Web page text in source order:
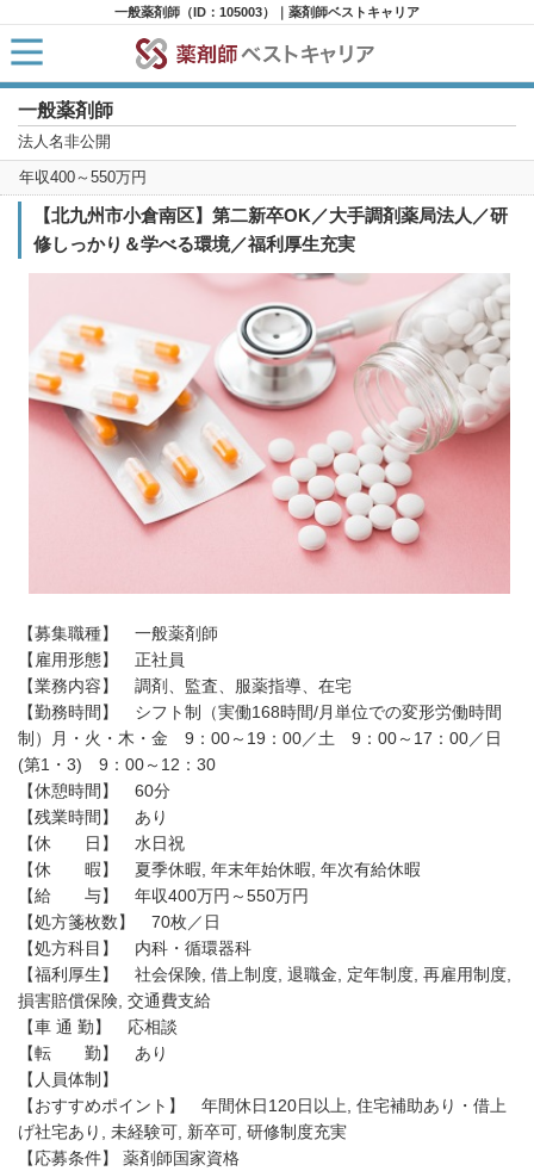
一般薬剤師（ID：105003）｜薬剤師ベストキャリア
一般薬剤師
法人名非公開
年収400～550万円
【北九州市小倉南区】第二新卒OK／大手調剤薬局法人／研
修しっかり＆学べる環境／福利厚生充実
【募集職種】 一般薬剤師
【雇用形態】 正社員
【業務内容】 調剤、監査、服薬指導、在宅
【勤務時間】 シフト制（実働168時間/月単位での変形労働時間
制）月・火・木・金 9：00～19：00／土 9：00～17：00／日
(第1・3) 9：00～12：30
【休憩時間】 60分
【残業時間】 あり
【休 日】 水日祝
【休 暇】 夏季休暇, 年末年始休暇, 年次有給休暇
【給 与】 年収400万円～550万円
【処方箋枚数】 70枚／日
【処方科目】 内科・循環器科
【福利厚生】 社会保険, 借上制度, 退職金, 定年制度, 再雇用制度,
損害賠償保険, 交通費支給
【車 通 勤】 応相談
【転 勤】 あり
【人員体制】
【おすすめポイント】 年間休日120日以上, 住宅補助あり・借上
げ社宅あり, 未経験可, 新卒可, 研修制度充実
【応募条件】 薬剤師国家資格
HOME
求人検索
新着求人
求人ランキング
キャリアアドバイザー紹介
コラム
転職支援サービスに申し込む